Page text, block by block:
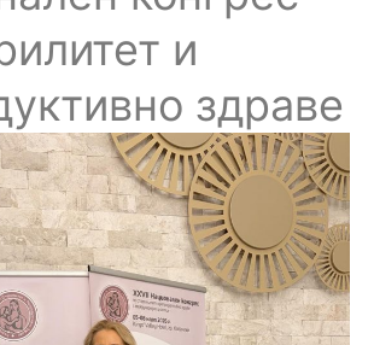
и
здраве